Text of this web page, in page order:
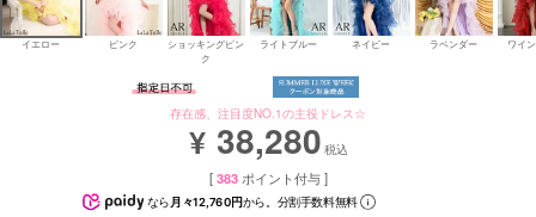
イエロー ピンク
ショッキングピン
ク
ライトブルー ネイビー ラベンダー ワイ
存在感、注目度NO.1の主役ドレス☆
¥ 38,280 税込
[ 383 ポイント付与 ]
なら 月々12,760円から。分割手数料無料